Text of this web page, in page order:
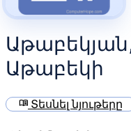
Աթաբեկի
menu_book Տեսնել նյութերը